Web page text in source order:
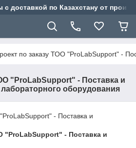
доставкой по Казахстану от
по заказу ТОО "ProLabSupport" -
"ProLabSupport" - Поставка и
оборудования
- Поставка и
"ProLabSupport" - Поставка и